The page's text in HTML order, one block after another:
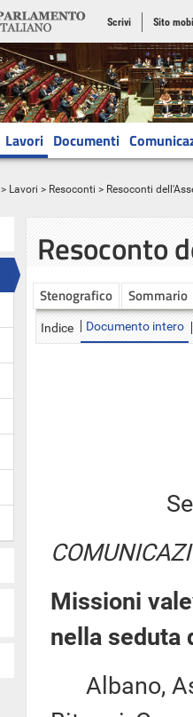
Scrivi Sito
Lavori Documenti
> Lavori > Resoconti > Resoconti
Resoconto
Stenografico Sommario
Indice Documento intero
Missioni
nella seduta
Albano,